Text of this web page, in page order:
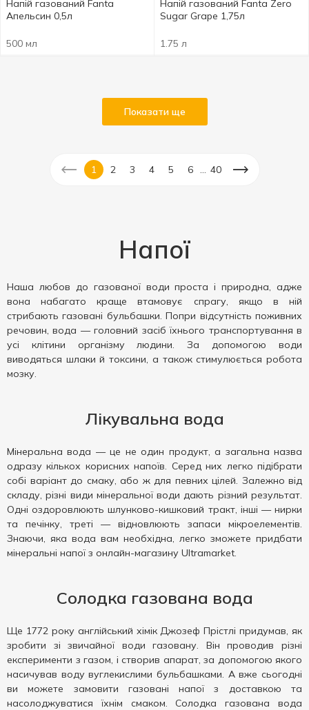
Напій газований Fanta
Апельсин 0,5л
500 мл
Напій газований Fanta Zero
Sugar Grape 1,75л
1.75 л
Показати ще
1 2 3 4 5 6 40
Напої
Наша любов до газованої води проста і природна, адже
вона набагато краще втамовує спрагу, якщо в ній
стрибають газовані бульбашки. Попри відсутність поживних
речовин, вода — головний засіб їхнього транспортування в
усі клітини організму людини. За допомогою води
виводяться шлаки й токсини, а також стимулюється робота
мозку.
Лікувальна вода
Мінеральна вода — це не один продукт, а загальна назва
одразу кількох корисних напоїв. Серед них легко підібрати
собі варіант до смаку, або ж для певних цілей. Залежно від
складу, різні види мінеральної води дають різний результат.
Одні оздоровлюють шлунково-кишковий тракт, інші — нирки
та печінку, треті — відновлюють запаси мікроелементів.
Знаючи, яка вода вам необхідна, легко зможете придбати
мінеральні напої з онлайн-магазину Ultramarket.
Солодка газована вода
Ще 1772 року англійський хімік Джозеф Прістлі придумав, як
зробити зі звичайної води газовану. Він проводив різні
експерименти з газом, і створив апарат, за допомогою якого
насичував воду вуглекислими бульбашками. А вже сьогодні
ви можете замовити газовані напої з доставкою та
насолоджуватися їхнім смаком. Солодка газована вода